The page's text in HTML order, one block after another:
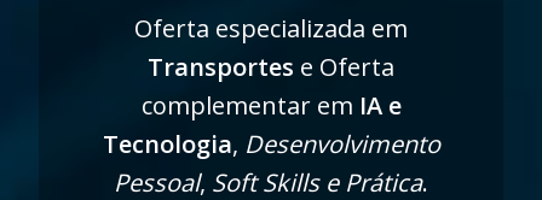
Oferta especializada em
Transportes e Oferta
complementar em IA e
Tecnologia, Desenvolvimento
Pessoal, Soft Skills e Prática.